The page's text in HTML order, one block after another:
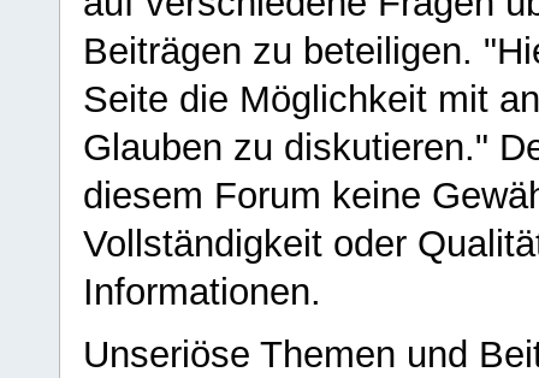
Beiträgen zu beteiligen.
Seite die Möglichkeit mit
Glauben zu diskutieren."
diesem Forum keine
Vollständigkeit oder
Informationen.
Unseriöse Themen und